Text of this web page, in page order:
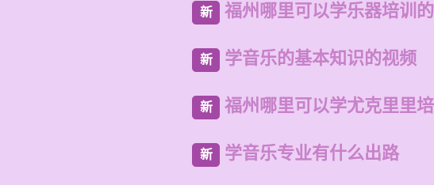
新 福州哪里可以学乐器培训
新 学音乐的基本知识的视频
新 福州哪里可以学尤克里里
新 学音乐专业有什么出路